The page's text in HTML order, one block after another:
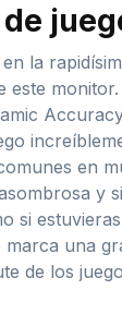
la
este
en
y
si
una
de los